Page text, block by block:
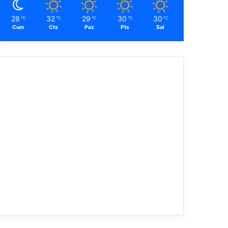
28 ℃
Cum
32 ℃
Cts
29 ℃
Paz
30 ℃
Pts
30 ℃
Sal